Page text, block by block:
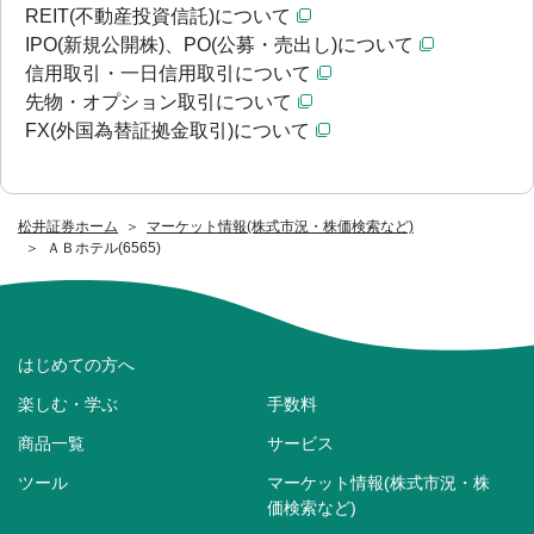
松井証券ホーム
マーケット情報(株式市況・株価検索など)
ＡＢホテル(6565)
REIT(不動産投資信託)について
IPO(新規公開株)、PO(公募・売出し)について
信用取引・一日信用取引について
先物・オプション取引について
FX(外国為替証拠金取引)について
はじめての方へ
楽しむ・学ぶ 手数料
商品一覧 サービス
ツール
マーケット情報(株式市況・株
価検索など)